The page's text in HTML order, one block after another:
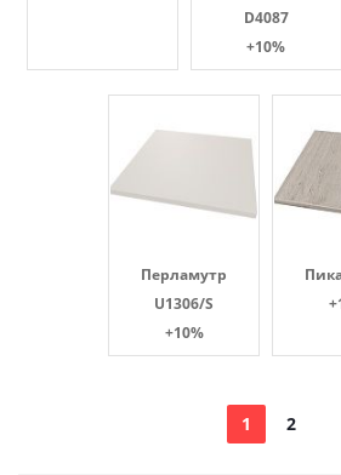
D4087
+10%
Перламутр
U1306/S
+10%
1 2